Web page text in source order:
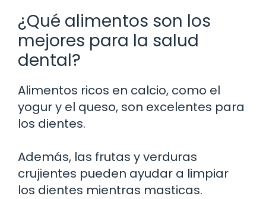
¿Qué alimentos son los
mejores para la salud
dental?
Alimentos ricos en calcio, como el
yogur y el queso, son excelentes para
los dientes.
Además, las frutas y verduras
crujientes pueden ayudar a limpiar
los dientes mientras masticas.